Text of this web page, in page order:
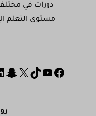
دورات في
مستوى التعلم